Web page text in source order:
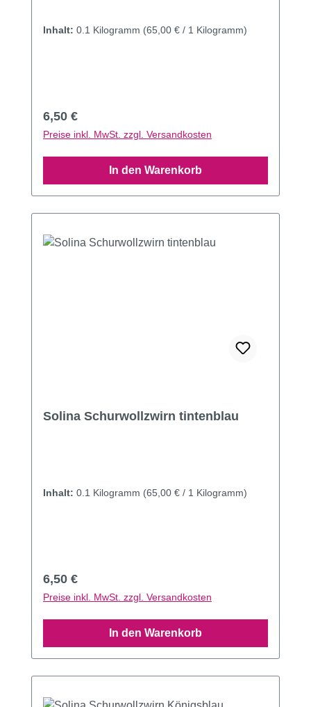
Inhalt: 0.1 Kilogramm (65,00 € / 1 Kilogramm)
Regulärer Preis:
6,50 €
Preise inkl. MwSt. zzgl. Versandkosten
In den Warenkorb
Solina Schurwollzwirn tintenblau
Inhalt: 0.1 Kilogramm (65,00 € / 1 Kilogramm)
Regulärer Preis:
6,50 €
Preise inkl. MwSt. zzgl. Versandkosten
In den Warenkorb